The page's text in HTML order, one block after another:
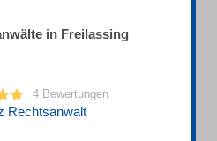
in Freilassing
4 Bewertungen
Rechtsanwalt